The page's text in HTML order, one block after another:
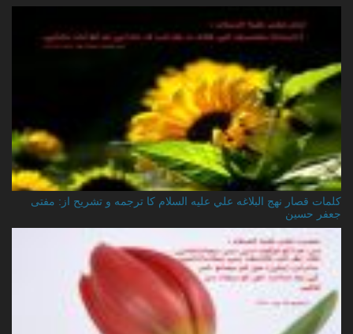
کلمات قصار نهج البلاغه علي عليه السلام کا ترجمه و تشریح از: مفتی
جعفر حسین